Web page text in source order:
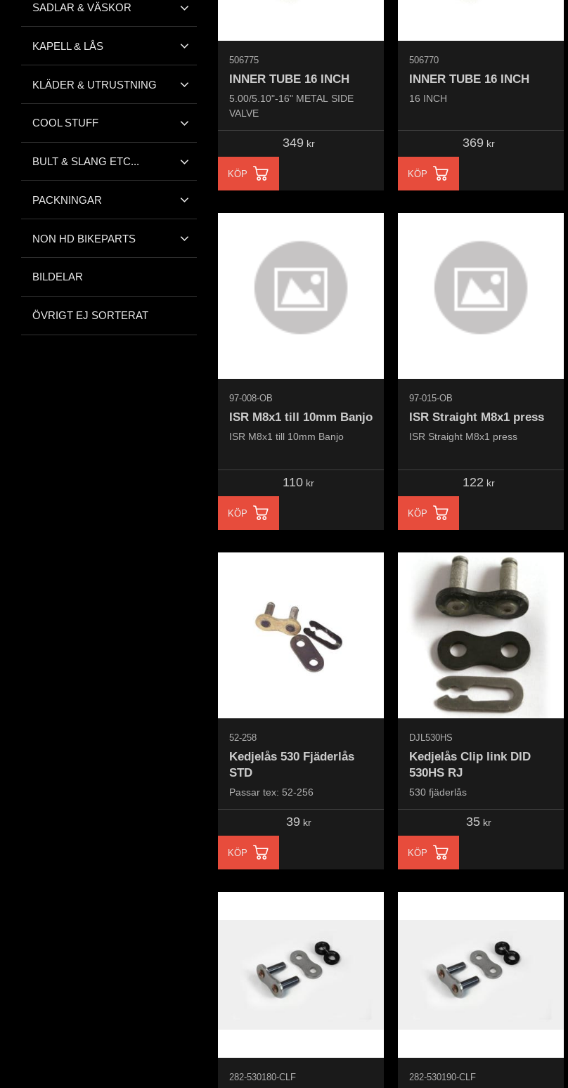
INNER TUBE 16 INCH
5.00/5.10"-16" METAL SIDE
VALVE
506775
349kr
KÖP
INNER TUBE 16 INCH
16 INCH
506770
369kr
KÖP
ISR M8x1 till 10mm Banjo
ISR M8x1 till 10mm Banjo
97-008-OB
110 kr
KÖP
ISR Straight M8x1 press
ISR Straight M8x1 press
97-015-OB
122 kr
KÖP
Kedjelås 530 Fjäderlås
STD
Passar tex: 52-256
52-258
39kr
KÖP
Kedjelås Clip link DID
530HS RJ
530 fjäderlås
DJL530HS
35kr
KÖP
282-530180-CLF 282-530190-CLF
SADLAR & VÄSKOR
KAPELL & LÅS
KLÄDER & UTRUSTNING
COOL STUFF
BULT & SLANG ETC...
PACKNINGAR
NON HD BIKEPARTS
BILDELAR
ÖVRIGT EJ SORTERAT